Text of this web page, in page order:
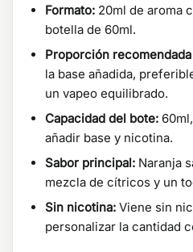
Formato: 20ml de aroma
botella de 60ml.
Proporción recomendada
la base añadida,
un vapeo equilibrado.
Capacidad del bote:
añadir base y nicotina.
Sabor principal: Naranja
mezcla de cítricos y un
Sin nicotina: Viene sin
personalizar la cantidad